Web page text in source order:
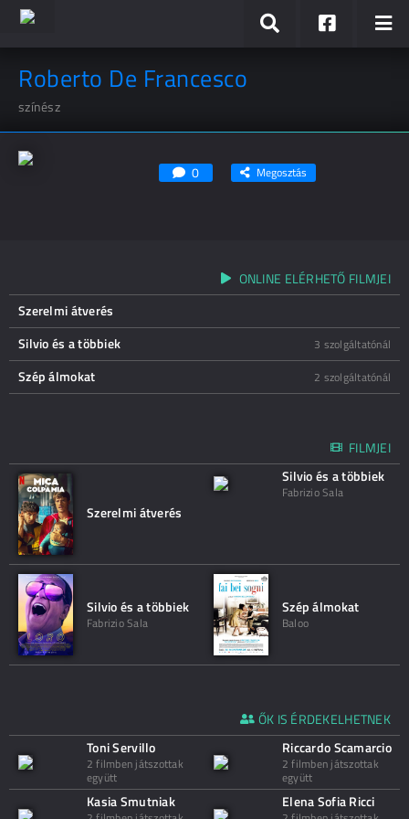
Roberto De Francesco
színész
0 Megosztás
ONLINE ELÉRHETŐ FILMJEI
Szerelmi átverés
Silvio és a többiek
3 szolgáltatónál
Szép álmokat 2 szolgáltatónál
FILMJEI
Szerelmi átverés
Silvio és a többiek
Fabrizio Sala
Silvio és a többiek
Fabrizio Sala
Szép álmokat
Baloo
ŐK IS ÉRDEKELHETNEK
Toni Servillo
2 filmben játszottak
együtt
Riccardo Scamarcio
2 filmben játszottak
együtt
Kasia Smutniak Elena Sofia Ricci